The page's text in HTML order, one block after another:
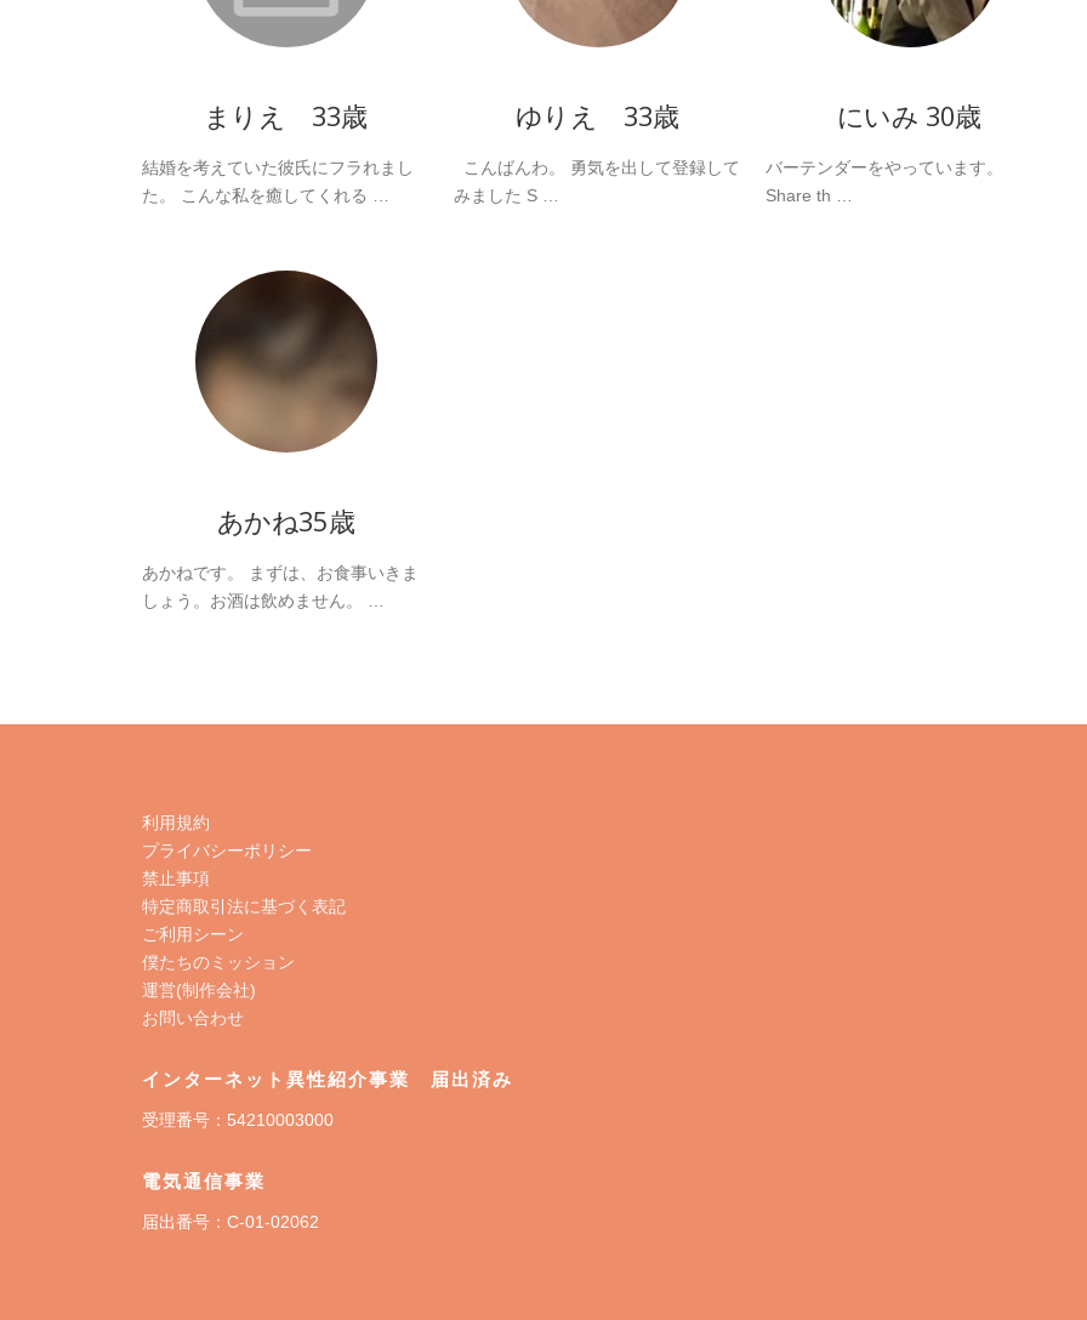
まりえ 33歳
結婚を考えていた彼氏にフラれまし
た。 こんな私を癒してくれる …
ゆりえ 33歳
こんばんわ。 勇気を出して登録して
みました S …
にいみ 30歳
バーテンダーをやっています。
Share th …
あかね35歳
あかねです。 まずは、お食事いきま
しょう。お酒は飲めません。 …
利用規約
プライバシーポリシー
禁止事項
特定商取引法に基づく表記
ご利用シーン
僕たちのミッション
運営(制作会社)
お問い合わせ
インターネット異性紹介事業 届出済み
受理番号：54210003000
電気通信事業
届出番号：C-01-02062